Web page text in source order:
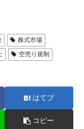
株式市場
空売り規制
はてブ
コピー